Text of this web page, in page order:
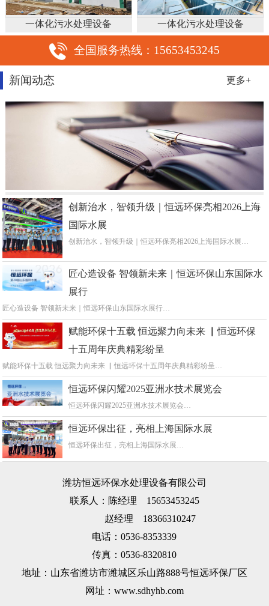
一体化污水处理设备 一体化污水处理设备
全国服务热线：15653453245
新闻动态 更多+
创新治水，智领升级｜恒远环保亮相2026上海
国际水展
创新治水，智领升级｜恒远环保亮相2026上海国际水展…
匠心造设备 智领新未来｜恒远环保山东国际水
展行
匠心造设备 智领新未来｜恒远环保山东国际水展行…
赋能环保十五载 恒远聚力向未来 ▏恒远环保
十五周年庆典精彩纷呈
赋能环保十五载 恒远聚力向未来 ▏恒远环保十五周年庆典精彩纷呈…
恒远环保闪耀2025亚洲水技术展览会
恒远环保闪耀2025亚洲水技术展览会…
恒远环保出征，亮相上海国际水展
恒远环保出征，亮相上海国际水展…
潍坊恒远环保水处理设备有限公司
联系人：陈经理 15653453245
赵经理 18366310247
电话：0536-8353339
传真：0536-8320810
地址：山东省潍坊市潍城区乐山路888号恒远环保厂区
网址：www.sdhyhb.com